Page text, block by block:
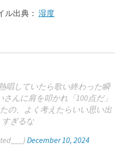
ル出典： 湿度
唱していたら歌い終わった瞬
んに肩を叩かれ「100点だ」
の、よく考えたらいい思い出
すぎるな
December 10, 2024